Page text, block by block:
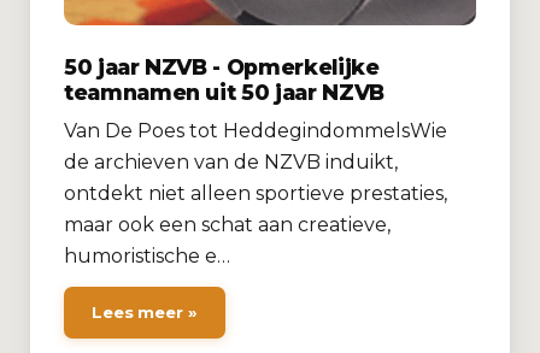
50 jaar NZVB - Opmerkelijke
teamnamen uit 50 jaar NZVB
Van De Poes tot HeddegindommelsWie
de archieven van de NZVB induikt,
ontdekt niet alleen sportieve prestaties,
maar ook een schat aan creatieve,
humoristische e…
Lees meer »